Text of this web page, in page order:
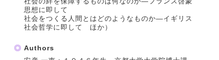
思想に即して
社会をつくる人間とはどのようなものか―イギリス
社会哲学に即して ほか）
Authors